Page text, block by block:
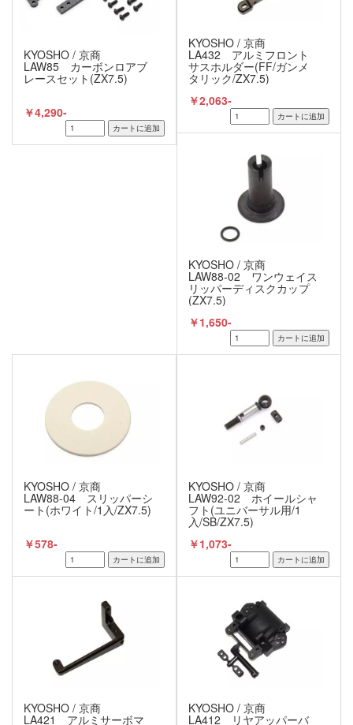
KYOSHO / 京商
LAW85 カーボンロアブ
レースセット(ZX7.5)
￥4,290-
KYOSHO / 京商
LA432 アルミフロント
サスホルダー(FF/ガンメ
タリック/ZX7.5)
￥2,063-
KYOSHO / 京商
LAW88-02 ワンウェイス
リッパーディスクカップ
(ZX7.5)
￥1,650-
KYOSHO / 京商
LAW88-04 スリッパーシ
ート(ホワイト/1入/ZX7.5)
￥578-
KYOSHO / 京商
LAW92-02 ホイールシャ
フト(ユニバーサル用/1
入/SB/ZX7.5)
￥1,073-
KYOSHO / 京商
LA421 アルミサーボマ
KYOSHO / 京商
LA412 リヤアッパーバ